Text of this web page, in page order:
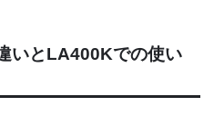
いとLA400Kでの使い